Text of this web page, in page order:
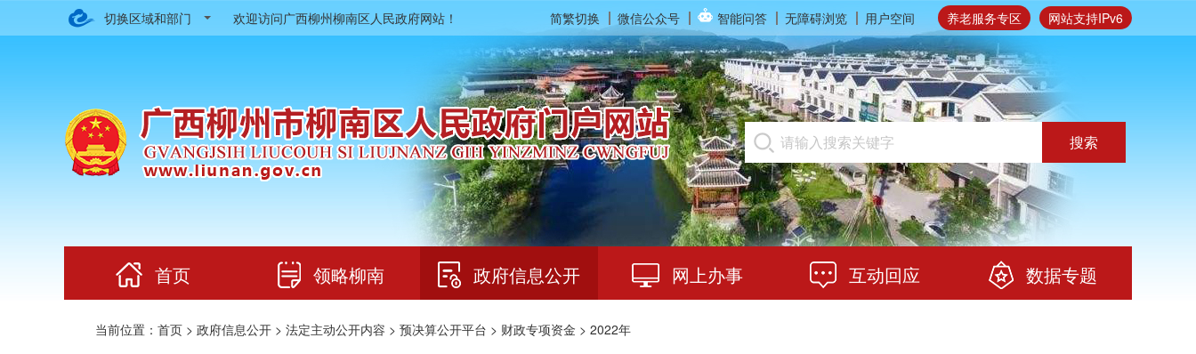
切换区域和部门 网站支持IPv6
养老服务专区
简繁切换 微信公众号 智能问答 无障碍浏览 用户空间
欢迎访问广西柳州柳南区人民政府网站！
搜索
首页 领略柳南 政府信息公开 网上办事 互动回应 数据专题
当前位置： 首页 > 政府信息公开 > 法定主动公开内容 > 预决算公开平台 > 财政专项资金 > 2022年